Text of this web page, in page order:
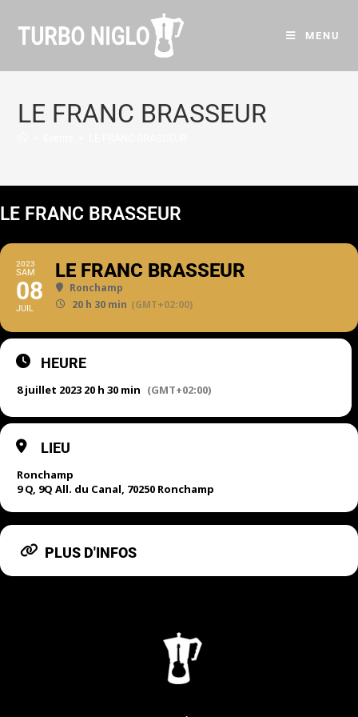
MENU
LE FRANC BRASSEUR
LE FRANC BRASSEUR
2023
SAM
08
JUIL
LE FRANC BRASSEUR
Ronchamp
20 h 30 min (GMT+02:00)
HEURE
8 juillet 2023 20 h 30 min (GMT+02:00)
LIEU
Ronchamp
9 Q, 9Q All. du Canal, 70250 Ronchamp
PLUS D'INFOS